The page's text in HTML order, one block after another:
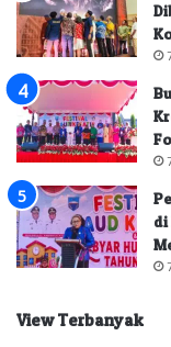
di
View Terbanyak